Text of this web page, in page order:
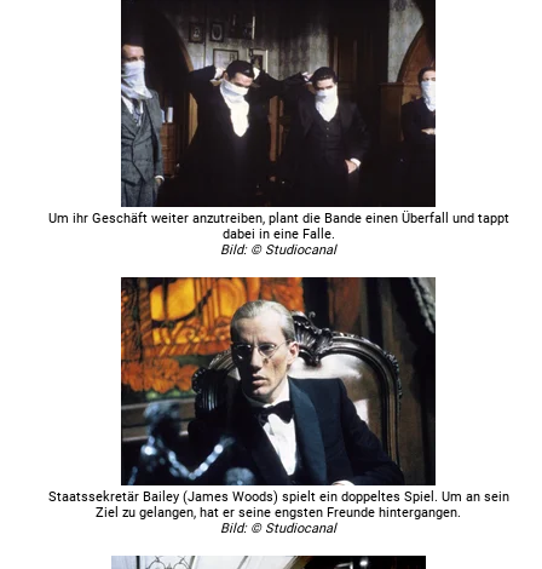
Um ihr Geschäft weiter anzutreiben, plant die Bande einen Überfall und tappt
dabei in eine Falle.
Bild: © Studiocanal
Staatssekretär Bailey (James Woods) spielt ein doppeltes Spiel. Um an sein
Ziel zu gelangen, hat er seine engsten Freunde hintergangen.
Bild: © Studiocanal